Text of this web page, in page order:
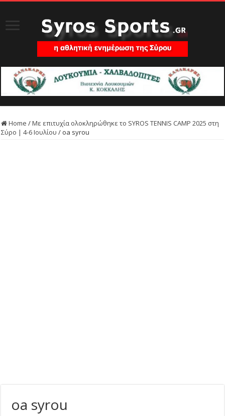
Home /Με επιτυχία ολοκληρώθηκε το SYROS TENNIS CAMP 2025 στη
Σύρο | 4-6 Ιουλίου / oa syrou
oa syrou